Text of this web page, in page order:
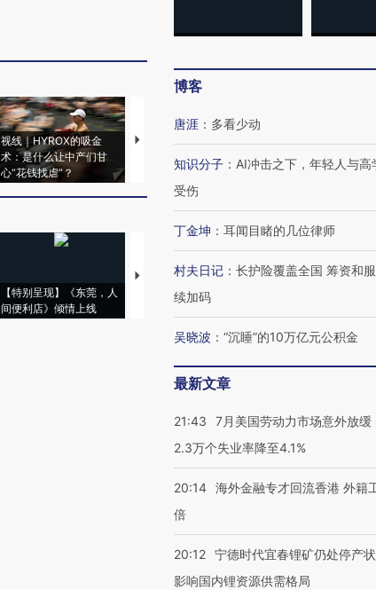
视线｜HYROX的吸金
术：是什么让中产们甘
心“花钱找虐”？
马航飞行员跨国走私7万
粒摇头丸 尿检体内含3种
视线｜被称为“蟑螂”
度Z世代 用街头抗争
育部长拱下台
【特别呈现】《东莞，人
间便利店》倾情上线
【推广】走进第四届链博
会，让数智科技“链”接产
博客
唐涯 ： 多看少动
知识分子 ： AI冲击之下，年轻人与高
受伤
丁金坤 ： 耳闻目睹的几位律师
村夫日记 ： 长护险覆盖全国 筹资和
续加码
吴晓波 ： “沉睡”的10万亿元公积金
最新文章
21:43
7月美国劳动力市场意外放缓
2.3万个失业率降至4.1%
20:14 海外金融专才回流香港 外籍
倍
20:12 宁德时代宜春锂矿仍处停产
影响国内锂资源供需格局